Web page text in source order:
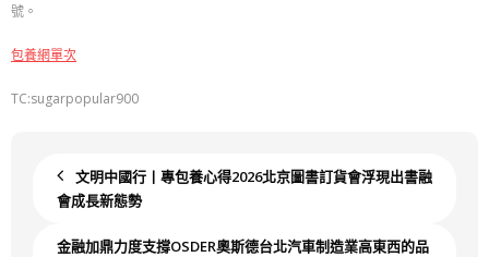
號。
包養網單次
TC:sugarpopular900
文明中國行丨專包養心得2026北京圖書訂貨會浮現出書融
會成長新態勢
金融加鼎力度支撐OSDER奧斯德台北汽車制造業高東西的品